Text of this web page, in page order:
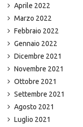
Aprile 2022
Marzo 2022
Febbraio 2022
Gennaio 2022
Dicembre 2021
Novembre 2021
Ottobre 2021
Settembre 2021
Agosto 2021
Luglio 2021